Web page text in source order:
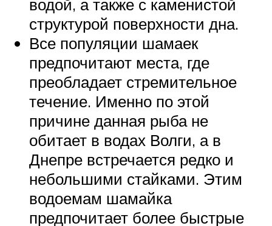
водой, а также с каменистой
структурой поверхности дна.
Все популяции шамаек
предпочитают места, где
преобладает стремительное
течение. Именно по этой
причине данная рыба не
обитает в водах Волги, а в
Днепре встречается редко и
небольшими стайками. Этим
водоемам шамайка
предпочитает более быстрые